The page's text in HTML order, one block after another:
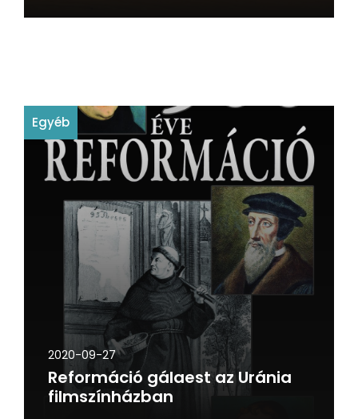
Egyéb
2020-09-27
Reformáció gálaest az Uránia
filmszínházban